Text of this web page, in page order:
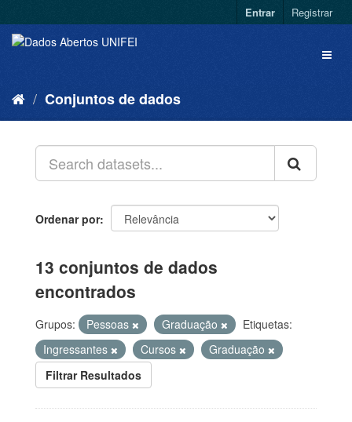
Entrar Registrar
Conjuntos de dados
Ordenar por
13 conjuntos de dados
encontrados
Grupos: Pessoas Graduação
Etiquetas:
Ingressantes
Cursos
Graduação
Filtrar Resultados